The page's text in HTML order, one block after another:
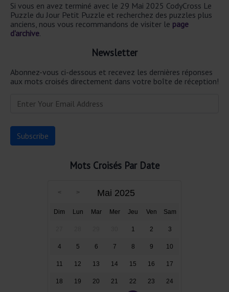
Si vous en avez terminé avec le 29 Mai 2025 CodyCross Le
Puzzle du Jour Petit Puzzle et recherchez des puzzles plus
anciens, nous vous recommandons de visiter le page
d'archive.
Newsletter
Abonnez-vous ci-dessous et recevez les dernières réponses
aux mots croisés directement dans votre boîte de réception!
Mots Croisés Par Date
Mai 2025
Dim Lun Mar Mer Jeu Ven Sam
1 2 3
4 5 6 7 8 9 10
11 12 13 14 15 16 17
18 19 20 21 22 23 24